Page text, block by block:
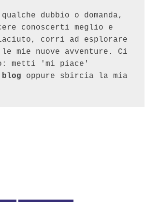
conoscerti meglio e
corri ad esplorare
mie nuove avventure. Ci
metti 'mi piace'
oppure sbircia la mia